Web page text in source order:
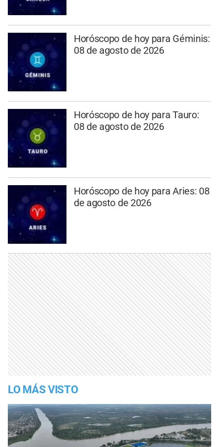
Horóscopo de hoy para Géminis:
08 de agosto de 2026
Horóscopo de hoy para Tauro:
08 de agosto de 2026
Horóscopo de hoy para Aries: 08
de agosto de 2026
LO MÁS VISTO